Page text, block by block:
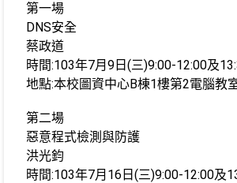
第一場
DNS安全
蔡政道
時間:103年7月 9 日 (三)9:00-12:00及
地點:本校圖資中心B棟1樓第2電腦教
第二場
惡意程式檢測與防護
洪光鈞
時間:103年7月 16 日 (三)9:00-12:00及